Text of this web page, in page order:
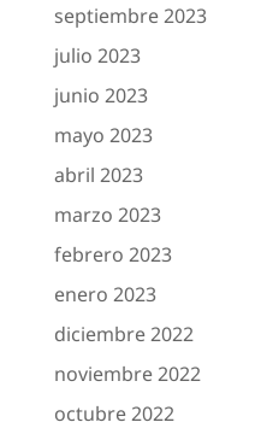
septiembre 2023
julio 2023
junio 2023
mayo 2023
abril 2023
marzo 2023
febrero 2023
enero 2023
diciembre 2022
noviembre 2022
octubre 2022